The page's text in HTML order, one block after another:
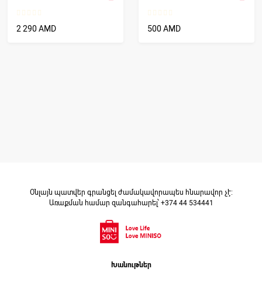
2 290 AMD 500 AMD
Օնլայն պատվեր գրանցել ժամակավորապես հնարավոր չէ։
Առաքման համար զանգահարել՝ +374 44 534441
Խանութներ